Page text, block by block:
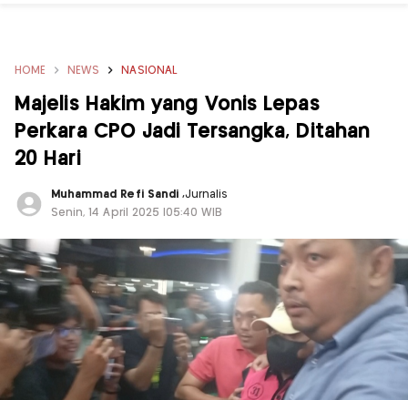
HOME NEWS NASIONAL
Majelis Hakim yang Vonis Lepas
Perkara CPO Jadi Tersangka, Ditahan
20 Hari
Muhammad Refi Sandi ,Jurnalis
Senin, 14 April 2025 |05:40 WIB